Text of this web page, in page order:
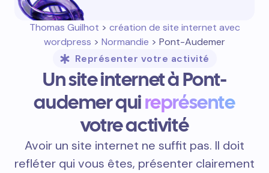
Thomas Guilhot > création de site internet avec
wordpress > Normandie > Pont-Audemer
Représenter votre activité
Un site internet à Pont-
audemer quireprésente
votre activité
Avoir un site internet ne suffit pas. Il doit
refléter qui vous êtes, présenter clairement